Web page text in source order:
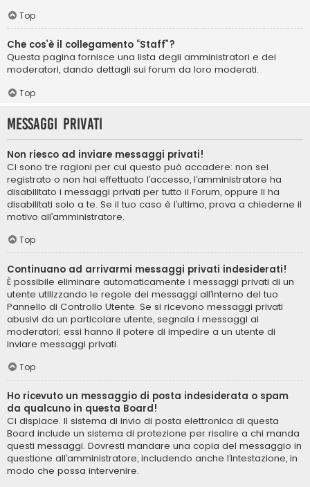
Top
Che cos’è il collegamento “Staff”?
Questa pagina fornisce una lista degli amministratori e dei
moderatori, dando dettagli sui forum da loro moderati.
Top
Messaggi privati
Non riesco ad inviare messaggi privati!
Ci sono tre ragioni per cui questo può accadere: non sei
registrato o non hai effettuato l’accesso, l’amministratore ha
disabilitato i messaggi privati per tutto il Forum, oppure li ha
disabilitati solo a te. Se il tuo caso è l’ultimo, prova a chiederne il
motivo all’amministratore.
Top
Continuano ad arrivarmi messaggi privati indesiderati!
È possibile eliminare automaticamente i messaggi privati ​​di un
utente utilizzando le regole dei messaggi all’interno del tuo
Pannello di Controllo Utente. Se si ricevono messaggi privati ​​
abusivi da un particolare utente, segnala i messaggi ai
moderatori; essi hanno il potere di impedire a un utente di
inviare messaggi privati​​.
Top
Ho ricevuto un messaggio di posta indesiderata o spam
da qualcuno in questa Board!
Ci dispiace. Il sistema di invio di posta elettronica di questa
Board include un sistema di protezione per risalire a chi manda
questi messaggi. Dovresti mandare una copia del messaggio in
questione all’amministratore, includendo anche l’intestazione, in
modo che possa intervenire.